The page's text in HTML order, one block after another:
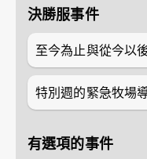
決勝服事件
至今為止與從今以
特別週的緊急牧場
有選項的事件